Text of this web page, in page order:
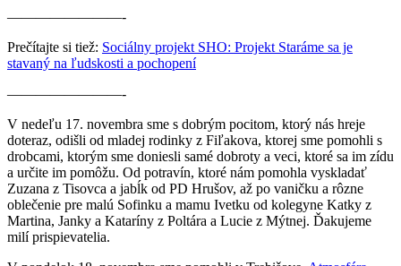
————————-
Prečítajte si tiež: Sociálny projekt SHO: Projekt Staráme sa je
stavaný na ľudskosti a pochopení
————————-
V nedeľu 17. novembra sme s dobrým pocitom, ktorý nás hreje
doteraz, odišli od mladej rodinky z Fiľakova, ktorej sme pomohli s
drobcami, ktorým sme doniesli samé dobroty a veci, ktoré sa im zídu
a určite im pomôžu. Od potravín, ktoré nám pomohla vyskladať
Zuzana z Tisovca a jabĺk od PD Hrušov, až po vaničku a rôzne
oblečenie pre malú Sofinku a mamu Ivetku od kolegyne Katky z
Martina, Janky a Kataríny z Poltára a Lucie z Mýtnej. Ďakujeme
milí prispievatelia.